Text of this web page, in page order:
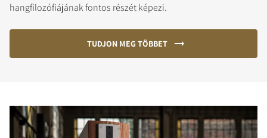
hangfilozófiájának fontos részét képezi.
TUDJON MEG TÖBBET